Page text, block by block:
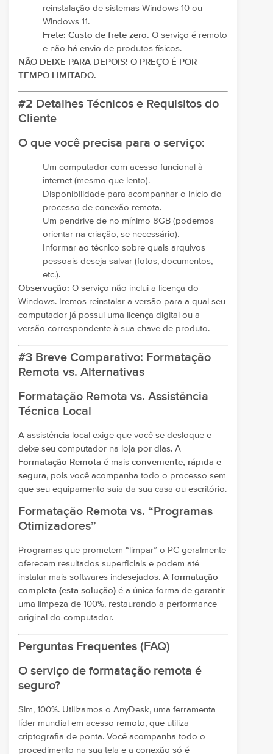
reinstalação de sistemas Windows 10 ou
Windows 11.
Frete: Custo de frete zero. O serviço é remoto
e não há envio de produtos físicos.
NÃO DEIXE PARA DEPOIS! O PREÇO É POR
TEMPO LIMITADO.
#2 Detalhes Técnicos e Requisitos do
Cliente
O que você precisa para o serviço:
Um computador com acesso funcional à
internet (mesmo que lento).
Disponibilidade para acompanhar o início do
processo de conexão remota.
Um pendrive de no mínimo 8GB (podemos
orientar na criação, se necessário).
Informar ao técnico sobre quais arquivos
pessoais deseja salvar (fotos, documentos,
etc.).
Observação: O serviço não inclui a licença do
Windows. Iremos reinstalar a versão para a qual seu
computador já possui uma licença digital ou a
versão correspondente à sua chave de produto.
#3 Breve Comparativo: Formatação
Remota vs. Alternativas
Formatação Remota vs. Assistência
Técnica Local
A assistência local exige que você se desloque e
deixe seu computador na loja por dias. A
Formatação Remota é mais conveniente, rápida e
segura, pois você acompanha todo o processo sem
que seu equipamento saia da sua casa ou escritório.
Formatação Remota vs. “Programas
Otimizadores”
Programas que prometem “limpar” o PC geralmente
oferecem resultados superficiais e podem até
instalar mais softwares indesejados. A formatação
completa (esta solução) é a única forma de garantir
uma limpeza de 100%, restaurando a performance
original do computador.
Perguntas Frequentes (FAQ)
O serviço de formatação remota é
seguro?
Sim, 100%. Utilizamos o AnyDesk, uma ferramenta
líder mundial em acesso remoto, que utiliza
criptografia de ponta. Você acompanha todo o
procedimento na sua tela e a conexão só é